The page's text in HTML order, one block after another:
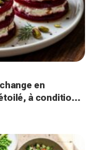
en
à condition